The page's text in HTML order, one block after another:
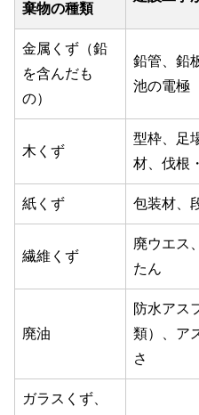
棄物の種類
金属くず（鉛
を含んだも
の）
鉛管、鉛
池の電極
木くず
型枠、足
材、伐根
紙くず 包装材、
繊維くず
廃ウエス
たん
廃油
防水アス
類）、ア
さ
ガラスくず、